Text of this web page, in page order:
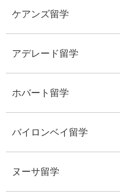
ケアンズ留学
アデレード留学
ホバート留学
バイロンベイ留学
ヌーサ留学